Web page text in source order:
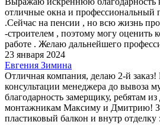
отличные окна и профессиональный
.Сейчас на пенсии , но всю жизнь
-строителем , поэтому могу оценить
работе . Желаю дальнейшего
23 января 2024
Евгения Зимина
Отличная компания, делаю 2-й заказ!
консультации менеджера до вывоза
благодарность замерщику, ребятам
монтажникам Максиму и Дмитрию!
пластиковый балкон и внутр